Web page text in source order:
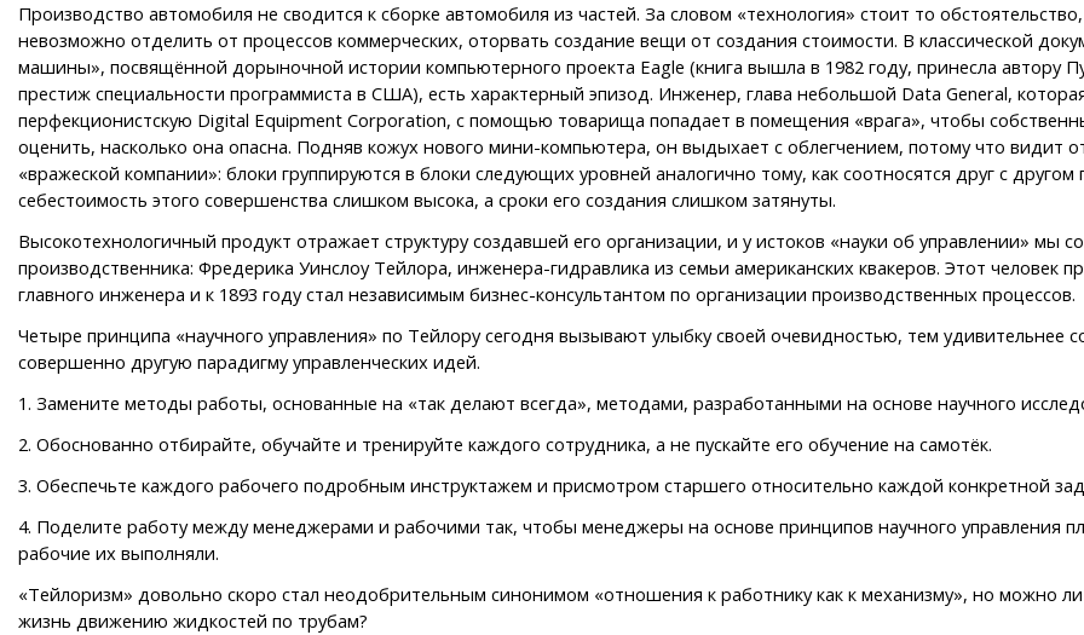
Производство автомобиля не сводится к сборке автомобиля из частей. За словом «технология» стоит то
невозможно отделить от процессов коммерческих, оторвать создание вещи от создания стоимости. В классической
машины», посвящённой дорыночной истории компьютерного проекта Eagle (книга вышла в 1982 году, принесла автору
престиж специальности программиста в США), есть характерный эпизод. Инженер, глава небольшой Data General,
перфекционистскую Digital Equipment Corporation, с помощью товарища попадает в помещения «врага», чтобы
оценить, насколько она опасна. Подняв кожух нового мини-компьютера, он выдыхает с облегчением, потому что видит
«вражеской компании»: блоки группируются в блоки следующих уровней аналогично тому, как соотносятся друг с
себестоимость этого совершенства слишком высока, а сроки его создания слишком затянуты.
Высокотехнологичный продукт отражает структуру создавшей его организации, и у истоков «науки об управлении» мы
производственника: Фредерика Уинслоу Тейлора, инженера-гидравлика из семьи американских квакеров. Этот человек
главного инженера и к 1893 году стал независимым бизнес-консультантом по организации производственных процессов.
Четыре принципа «научного управления» по Тейлору сегодня вызывают улыбку своей очевидностью, тем удивительнее
совершенно другую парадигму управленческих идей.
1. Замените методы работы, основанные на «так делают всегда», методами, разработанными на основе научного
2. Обоснованно отбирайте, обучайте и тренируйте каждого сотрудника, а не пускайте его обучение на самотёк.
3. Обеспечьте каждого рабочего подробным инструктажем и присмотром старшего относительно каждой конкретной
4. Поделите работу между менеджерами и рабочими так, чтобы менеджеры на основе принципов научного управления
рабочие их выполняли.
«Тейлоризм» довольно скоро стал неодобрительным синонимом «отношения к работнику как к механизму», но можно
жизнь движению жидкостей по трубам?